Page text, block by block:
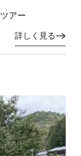
アー
詳しく見る